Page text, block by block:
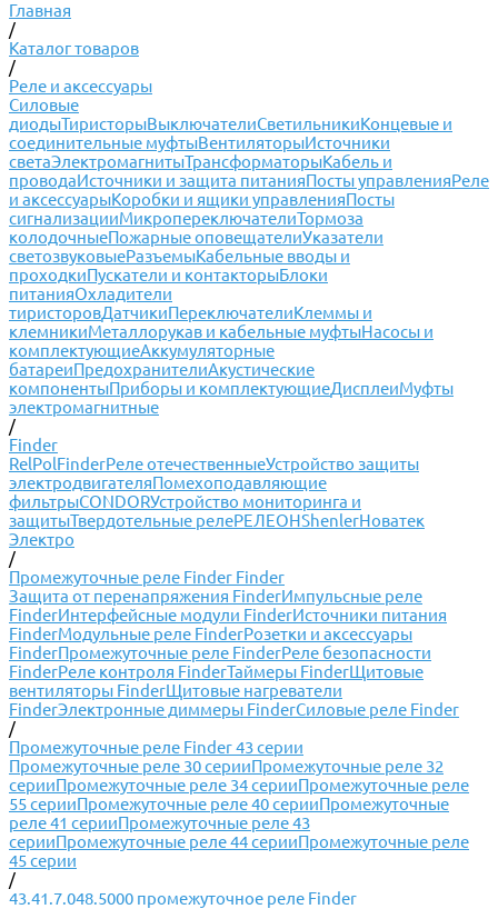
Главная
/
Каталог товаров
/
Реле и аксессуары
Силовые
диодыТиристорыВыключателиСветильникиКонцевые и
соединительные муфтыВентиляторыИсточники
светаЭлектромагнитыТрансформаторыКабель и
проводаИсточники и защита питанияПосты управленияРеле
и аксессуарыКоробки и ящики управленияПосты
сигнализацииМикропереключателиТормоза
колодочныеПожарные оповещателиУказатели
светозвуковыеРазъемыКабельные вводы и
проходкиПускатели и контакторыБлоки
питанияОхладители
тиристоровДатчикиПереключателиКлеммы и
клемникиМеталлорукав и кабельные муфтыНасосы и
комплектующиеАккумуляторные
батареиПредохранителиАкустические
компонентыПриборы и комплектующиеДисплеиМуфты
электромагнитные
/
Finder
RelPolFinderРеле отечественныеУстройство защиты
электродвигателяПомехоподавляющие
фильтрыCONDORУстройство мониторинга и
защитыТвердотельные релеРЕЛЕОНShenlerНоватек
Электро
/
Промежуточные реле Finder Finder
Защита от перенапряжения FinderИмпульсные реле
FinderИнтерфейсные модули FinderИсточники питания
FinderМодульные реле FinderРозетки и аксессуары
FinderПромежуточные реле FinderРеле безопасности
FinderРеле контроля FinderТаймеры FinderЩитовые
вентиляторы FinderЩитовые нагреватели
FinderЭлектронные диммеры FinderСиловые реле Finder
/
Промежуточные реле Finder 43 серии
Промежуточные реле 30 серииПромежуточные реле 32
серииПромежуточные реле 34 серииПромежуточные реле
55 серииПромежуточные реле 40 серииПромежуточные
реле 41 серииПромежуточные реле 43
серииПромежуточные реле 44 серииПромежуточные реле
45 серии
/
43.41.7.048.5000 промежуточное реле Finder